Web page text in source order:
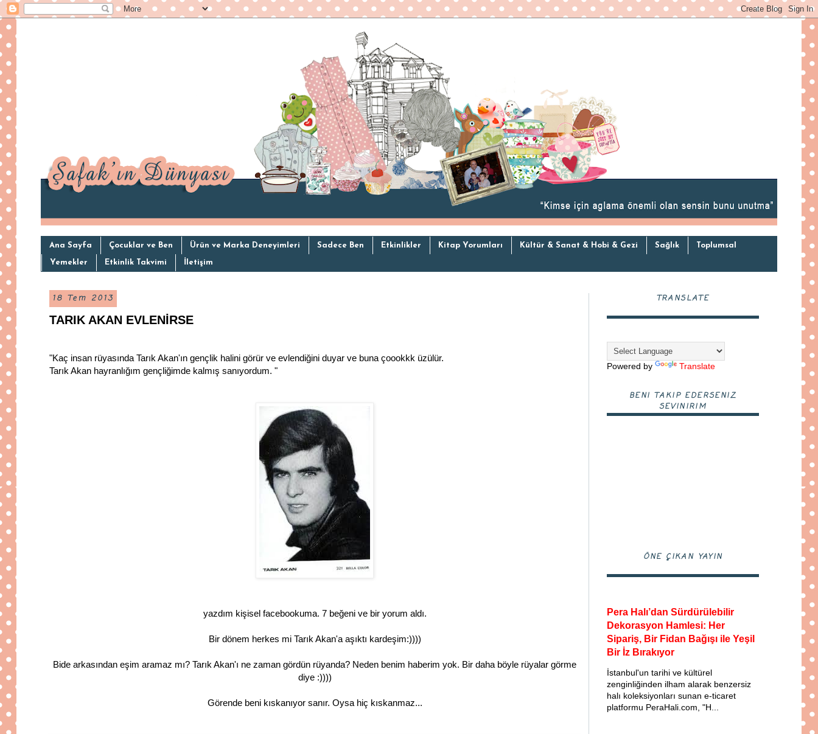
Ana Sayfa Çocuklar ve Ben Ürün ve Marka Deneyimleri Sadece Ben Etkinlikler Kitap Yorumları Kültür & Sanat & Hobi & Gezi Sağlık Toplumsal
Yemekler Etkinlik Takvimi İletişim
18 Tem 2013
TARIK AKAN EVLENİRSE
"Kaç insan rüyasında Tarık Akan'ın gençlik halini görür ve evlendiğini duyar ve buna çoookkk üzülür.
Tarık Akan hayranlığım gençliğimde kalmış sanıyordum. "
yazdım kişisel facebookuma. 7 beğeni ve bir yorum aldı.
Bir dönem herkes mi Tarık Akan'a aşıktı kardeşim:))))
Bide arkasından eşim aramaz mı? Tarık Akan'ı ne zaman gördün rüyanda? Neden benim haberim yok. Bir daha böyle rüyalar görme
diye :))))
Görende beni kıskanıyor sanır. Oysa hiç kıskanmaz...
TRANSLATE
Powered by Translate
BENI TAKIP EDERSENIZ
SEVINIRIM
ÖNE ÇIKAN YAYIN
Pera Halı’dan Sürdürülebilir
Dekorasyon Hamlesi: Her
Sipariş, Bir Fidan Bağışı ile Yeşil
Bir İz Bırakıyor
İstanbul'un tarihi ve kültürel
zenginliğinden ilham alarak benzersiz
halı koleksiyonları sunan e-ticaret
platformu PeraHali.com, "H...